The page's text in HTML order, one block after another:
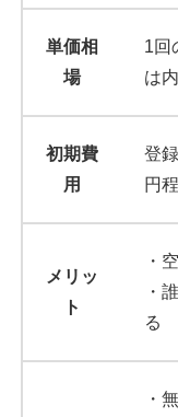
単価相
場
1回
は
初期費
用
登
円
メリッ
ト
・
・
る
・